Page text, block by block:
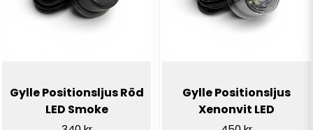
Gylle Positionsljus Röd
LED Smoke
Gylle Positionsljus
Xenonvit LED